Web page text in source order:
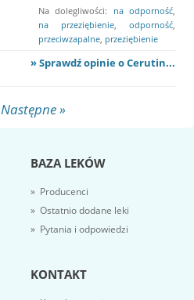
Na dolegliwości: na odporność
na przeziębienie
odporność
przeciwzapalne przeziębienie
» Sprawdź opinie o Cerutin...
Następne »
BAZA LEKÓW
» Producenci
» Ostatnio dodane leki
» Pytania i odpowiedzi
KONTAKT